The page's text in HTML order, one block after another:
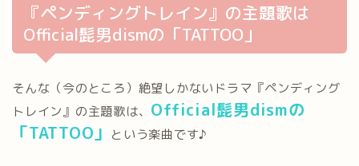
『ペンディングトレイン』の主題歌は
Official髭男dismの「TATTOO」
そんな（今のところ）絶望しかないドラマ『ペンディング
トレイン』の主題歌は、 Official髭男dismの
「TATTOO」
という楽曲です♪